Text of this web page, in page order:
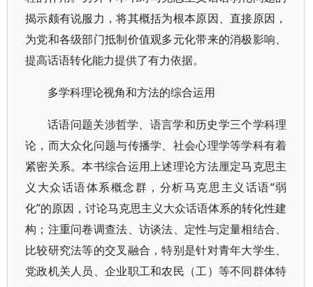
揭示颇有说服力，将其概括为根本原因、直接原因，
为党和各级部门抵制价值观多元化带来的消极影响、
提高话语转化能力提供了有力依据。
多学科理论视角和方法的综合运用
话语问题关涉哲学、语言学和历史学三个学科理
论，而大众化问题与传播学、社会心理学等学科有着
紧密关系。本书综合运用上述理论方法厘定马克思主
义大众话语体系概念群，分析马克思主义话语“弱
化”的原因，讨论马克思主义大众话语体系的转化性建
构；注重问卷调查法、访谈法、定性与定量相结合、
比较研究法等的交叉融合，特别是针对青年大学生、
党政机关人员、企业职工和农民（工）等不同群体特